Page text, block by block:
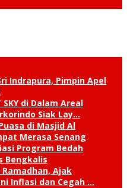
Indrapura, Pimpin Apel
di Dalam Areal
Siak Lay…
di Masjid Al
Merasa Senang
Program Bedah
Bengkalis
Ajak
Inflasi dan Cegah …